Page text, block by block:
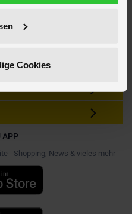
Cookies
& Angebote
APP
- Shopping, News & vieles mehr